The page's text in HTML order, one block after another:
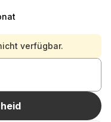
verfügbar.